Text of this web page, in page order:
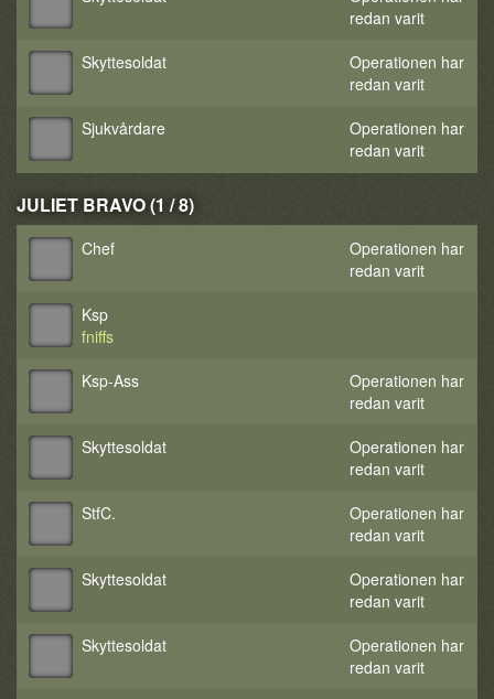
redan varit
Skyttesoldat
Operationen har
redan varit
Sjukvårdare
Operationen har
redan varit
JULIET BRAVO (1 / 8)
Chef
Operationen har
redan varit
Ksp
fniffs
Ksp-Ass
Operationen har
redan varit
Skyttesoldat
Operationen har
redan varit
StfC.
Operationen har
redan varit
Skyttesoldat
Operationen har
redan varit
Skyttesoldat
Operationen har
redan varit